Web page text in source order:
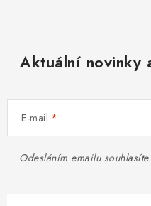
Aktuální novinky
E-mail
Odesláním emailu